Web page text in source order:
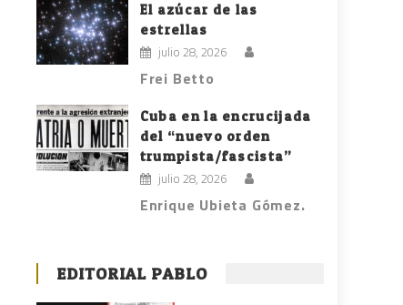
El azúcar de las
estrellas
julio 28, 2026
Frei Betto
Cuba en la encrucijada
del “nuevo orden
trumpista/fascista”
julio 28, 2026
Enrique Ubieta Gómez.
EDITORIAL PABLO